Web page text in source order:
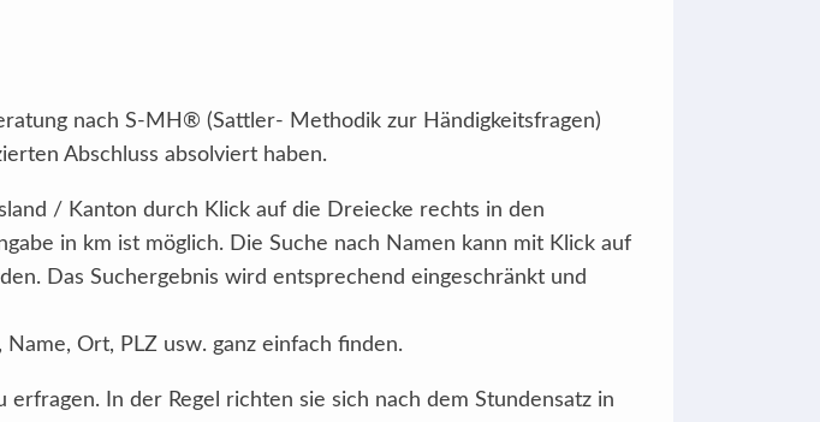
nach S-MH® (Sattler- Methodik zur Händigkeitsfragen)
Abschluss absolviert haben.
/ Kanton durch Klick auf die Dreiecke rechts in den
in km ist möglich. Die Suche nach Namen kann mit Klick auf
Das Suchergebnis wird entsprechend eingeschränkt und
Ort, PLZ usw. ganz einfach finden.
In der Regel richten sie sich nach dem Stundensatz in